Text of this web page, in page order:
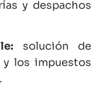
y despachos
solución de
los impuestos